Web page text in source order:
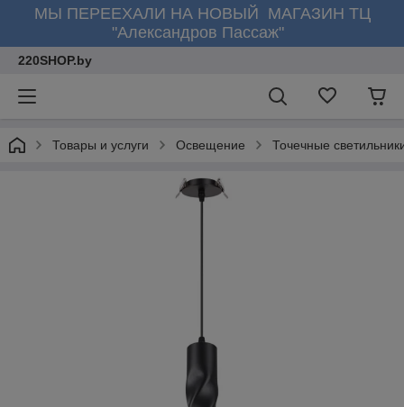
МЫ ПЕРЕЕХАЛИ НА НОВЫЙ МАГАЗИН ТЦ
"Александров Пассаж"
220SHOP.by
Товары и услуги Освещение Точечные